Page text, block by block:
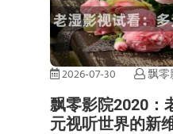
2026-07-30 飘
飘零影院2020：
元视听世界的新